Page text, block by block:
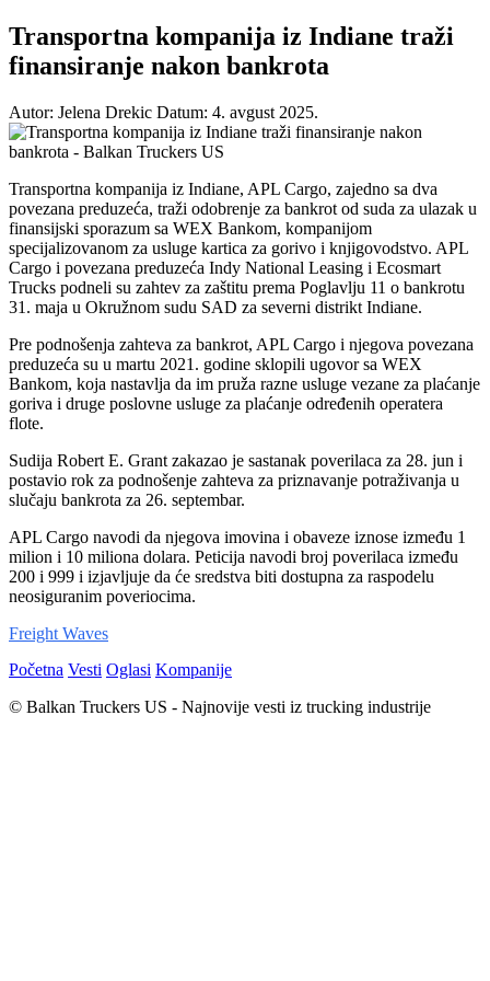
Transportna kompanija iz Indiane traži
finansiranje nakon bankrota
Autor: Jelena Drekic Datum: 4. avgust 2025.
Transportna kompanija iz Indiane, APL Cargo, zajedno sa dva
povezana preduzeća, traži odobrenje za bankrot od suda za ulazak u
finansijski sporazum sa WEX Bankom, kompanijom
specijalizovanom za usluge kartica za gorivo i knjigovodstvo. APL
Cargo i povezana preduzeća Indy National Leasing i Ecosmart
Trucks podneli su zahtev za zaštitu prema Poglavlju 11 o bankrotu
31. maja u Okružnom sudu SAD za severni distrikt Indiane.
Pre podnošenja zahteva za bankrot, APL Cargo i njegova povezana
preduzeća su u martu 2021. godine sklopili ugovor sa WEX
Bankom, koja nastavlja da im pruža razne usluge vezane za plaćanje
goriva i druge poslovne usluge za plaćanje određenih operatera
flote.
Sudija Robert E. Grant zakazao je sastanak poverilaca za 28. jun i
postavio rok za podnošenje zahteva za priznavanje potraživanja u
slučaju bankrota za 26. septembar.
APL Cargo navodi da njegova imovina i obaveze iznose između 1
milion i 10 miliona dolara. Peticija navodi broj poverilaca između
200 i 999 i izjavljuje da će sredstva biti dostupna za raspodelu
neosiguranim poveriocima.
Freight Waves
Početna Vesti Oglasi Kompanije
© Balkan Truckers US - Najnovije vesti iz trucking industrije